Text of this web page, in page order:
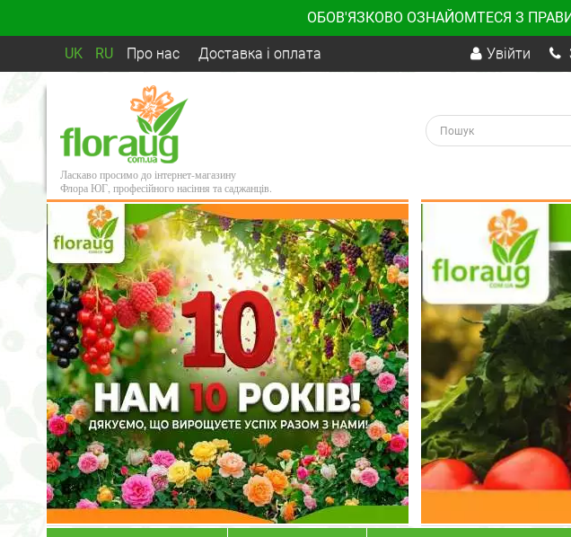
ОБОВ'ЯЗКОВО ОЗНАЙОМТЕСЯ З
UK RU Про нас Доставка і оплата Увійти
Ласкаво просимо до інтернет-магазину
Флора ЮГ, професійного насіння та саджанців.